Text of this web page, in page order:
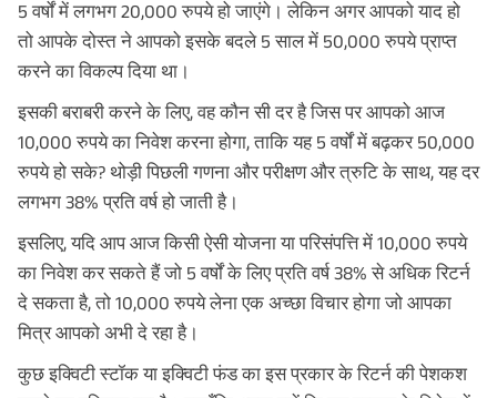
5 वर्षों में लगभग 20,000 रुपये हो जाएंगे। लेकिन अगर आपको याद हो
तो आपके दोस्त ने आपको इसके बदले 5 साल में 50,000 रुपये प्राप्त
करने का विकल्प दिया था।
इसकी बराबरी करने के लिए, वह कौन सी दर है जिस पर आपको आज
10,000 रुपये का निवेश करना होगा, ताकि यह 5 वर्षों में बढ़कर 50,000
रुपये हो सके? थोड़ी पिछली गणना और परीक्षण और त्रुटि के साथ, यह दर
लगभग 38% प्रति वर्ष हो जाती है।
इसलिए, यदि आप आज किसी ऐसी योजना या परिसंपत्ति में 10,000 रुपये
का निवेश कर सकते हैं जो 5 वर्षों के लिए प्रति वर्ष 38% से अधिक रिटर्न
दे सकता है, तो 10,000 रुपये लेना एक अच्छा विचार होगा जो आपका
मित्र आपको अभी दे रहा है।
कुछ इक्विटी स्टॉक या इक्विटी फंड का इस प्रकार के रिटर्न की पेशकश